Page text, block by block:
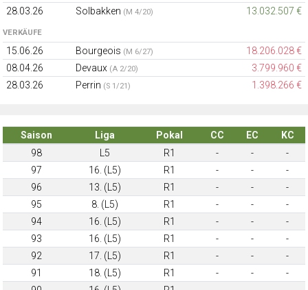
28.03.26
Solbakken (M 4/20) 13.032.507 €
VERKÄUFE
15.06.26 Bourgeois (M 6/27)
18.206.028 €
08.04.26
Devaux (A 2/20)
3.799.960 €
28.03.26
Perrin (S 1/21) 1.398.266 €
Saison Liga Pokal CC EC
KC
98
L5 R1 - -
-
97
16. (L5) R1 - -
-
96
13. (L5) R1 - -
-
95
8. (L5) R1 - -
-
94
16. (L5) R1 - -
-
93
16. (L5) R1 - -
-
92
17. (L5) R1 - -
-
91
18. (L5) R1 - -
-